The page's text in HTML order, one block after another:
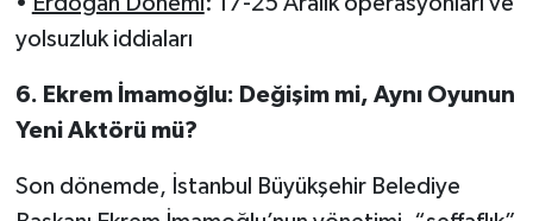
yolsuzluk iddiaları
6. Ekrem İmamoğlu: Değişim mi, Aynı Oyunun
Yeni Aktörü mü?
Son dönemde, İstanbul Büyükşehir Belediye